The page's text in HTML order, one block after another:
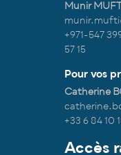
Munir
+971-547
57 15
Pour vos
Catherine
+33 6 84 10
Accès